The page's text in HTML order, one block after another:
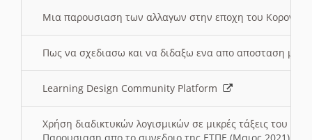
Μια παρουσιαση των αλλαγων στην εποχη του
Πως να σχεδιασω και να διδαξω ενα απο αποσταση
Learning Design Community Platform
Χρήση διαδικτυκών λογισμικών σε μικρές τάξεις του